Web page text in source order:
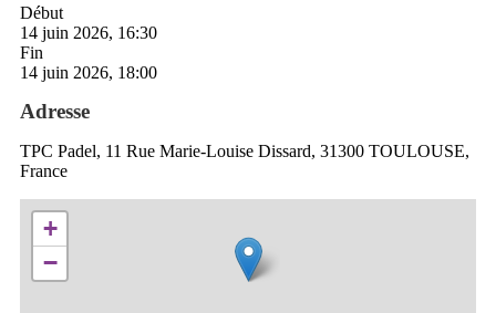
Début
14 juin 2026, 16:30
Fin
14 juin 2026, 18:00
Adresse
TPC Padel, 11 Rue Marie-Louise Dissard, 31300 TOULOUSE,
France
+
−